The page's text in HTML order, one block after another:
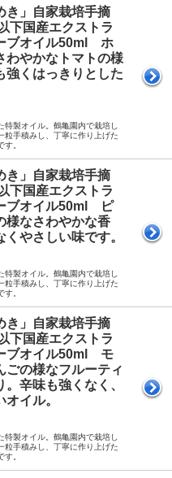
き」自家栽培手摘
下国産エクストラ
ブオイル50ml ホ
やかなトマトの様
強くはっきりとした
製オイル。鶴亀園内で栽培し
粒手積みし、丁寧に作り上げた
。
き」自家栽培手摘
下国産エクストラ
ブオイル50ml ピ
なさわやかな香
くやさしい味です。
製オイル。鶴亀園内で栽培し
粒手積みし、丁寧に作り上げた
。
き」自家栽培手摘
下国産エクストラ
ブオイル50ml モ
の様なフルーティ
辛味も強くなく、
イル。
製オイル。鶴亀園内で栽培し
粒手積みし、丁寧に作り上げた
。